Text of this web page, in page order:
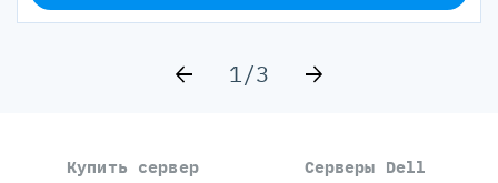
1/3
Купить сервер
Серверы Dell